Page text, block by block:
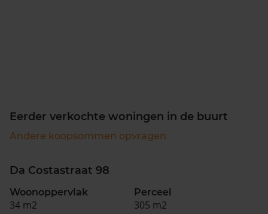
Eerder verkochte woningen in de buurt
Andere koopsommen opvragen
Da Costastraat 98
Woonoppervlak
34 m2
Perceel
305 m2